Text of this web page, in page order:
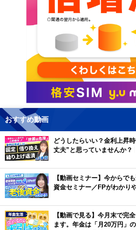
おすすめ動画
どうしたらいい？金利上昇
丈夫”と思っていませんか？
【動画セミナー】今からで
資金セミナー／FPがわかり
【動画で見る】今月末で完
ます。年金は「月20万円」